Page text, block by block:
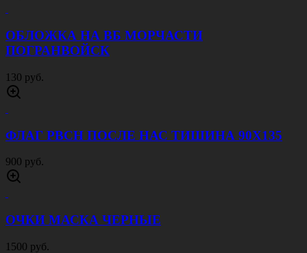
ОБЛОЖКА НА ВБ МОРЧАСТИ
ПОГРАНВОЙСК
130 руб.
ФЛАГ РВСН ПОСЛЕ НАС ТИШИНА 90Х135
900 руб.
ОЧКИ МАСКА ЧЕРНЫЕ
1500 руб.